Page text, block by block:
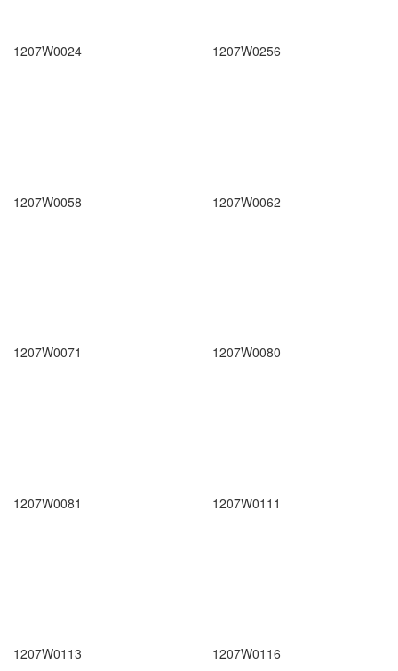
1207W0024 1207W0256
1207W0058 1207W0062
1207W0071 1207W0080
1207W0081 1207W0111
1207W0113 1207W0116